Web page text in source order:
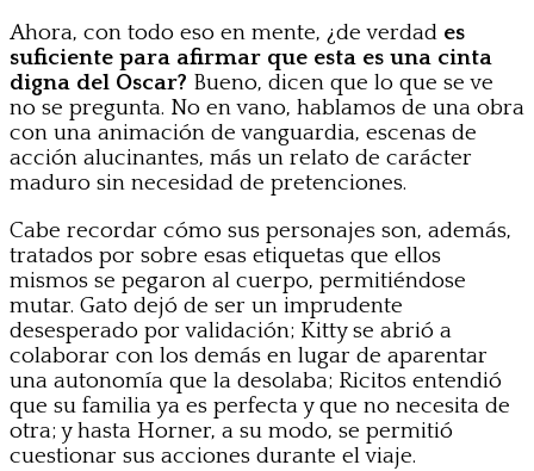
Ahora, con todo eso en mente, ¿de verdad es
suficiente para afirmar que esta es una cinta
digna del Oscar? Bueno, dicen que lo que se ve
no se pregunta. No en vano, hablamos de una obra
con una animación de vanguardia, escenas de
acción alucinantes, más un relato de carácter
maduro sin necesidad de pretenciones.
Cabe recordar cómo sus personajes son, además,
tratados por sobre esas etiquetas que ellos
mismos se pegaron al cuerpo, permitiéndose
mutar. Gato dejó de ser un imprudente
desesperado por validación; Kitty se abrió a
colaborar con los demás en lugar de aparentar
una autonomía que la desolaba; Ricitos entendió
que su familia ya es perfecta y que no necesita de
otra; y hasta Horner, a su modo, se permitió
cuestionar sus acciones durante el viaje.